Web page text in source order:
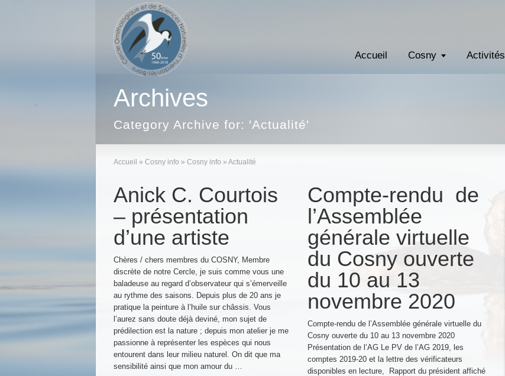
Accueil Cosny Activités
Archives
Category Archive for: 'Actualité'
Accueil » Cosny info » Cosny info » Actualité
Anick C. Courtois
– présentation
d’une artiste
Chères / chers membres du COSNY, Membre
discrète de notre Cercle, je suis comme vous une
baladeuse au regard d’observateur qui s’émerveille
au rythme des saisons. Depuis plus de 20 ans je
pratique la peinture à l’huile sur châssis. Vous
l’aurez sans doute déjà deviné, mon sujet de
prédilection est la nature ; depuis mon atelier je me
passionne à représenter les espèces qui nous
entourent dans leur milieu naturel. On dit que ma
sensibilité ainsi que mon amour du …
Compte-rendu de
l’Assemblée
générale virtuelle
du Cosny ouverte
du 10 au 13
novembre 2020
Compte-rendu de l’Assemblée générale virtuelle du
Cosny ouverte du 10 au 13 novembre 2020
Présentation de l’AG Le PV de l’AG 2019, les
comptes 2019-20 et la lettre des vérificateurs
disponibles en lecture, Rapport du président affiché